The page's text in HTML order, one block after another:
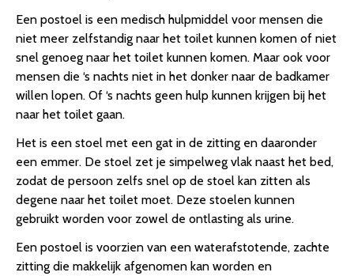
Een postoel is een medisch hulpmiddel voor mensen die
niet meer zelfstandig naar het toilet kunnen komen of niet
snel genoeg naar het toilet kunnen komen. Maar ook voor
mensen die ‘s nachts niet in het donker naar de badkamer
willen lopen. Of ‘s nachts geen hulp kunnen krijgen bij het
naar het toilet gaan.
Het is een stoel met een gat in de zitting en daaronder
een emmer. De stoel zet je simpelweg vlak naast het bed,
zodat de persoon zelfs snel op de stoel kan zitten als
degene naar het toilet moet. Deze stoelen kunnen
gebruikt worden voor zowel de ontlasting als urine.
Een postoel is voorzien van een waterafstotende, zachte
zitting die makkelijk afgenomen kan worden en